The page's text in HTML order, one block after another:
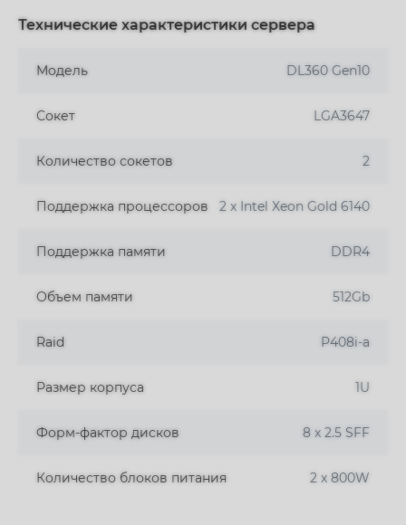
Технические характеристики сервера
Модель DL360 Gen10
Сокет LGA3647
Количество сокетов 2
Поддержка процессоров 2 x Intel Xeon Gold 6140
Поддержка памяти DDR4
Объем памяти 512Gb
Raid P408i-a
Размер корпуса 1U
Форм-фактор дисков 8 x 2.5 SFF
Количество блоков питания 2 x 800W